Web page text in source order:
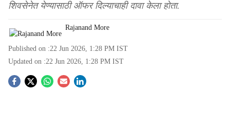
शिवसेनेत येण्यासाठी ऑफर दिल्याचाही दावा केला होता.
Rajanand More
Published on :22 Jun 2026, 1:28 PM IST
Updated on :22 Jun 2026, 1:28 PM IST
S